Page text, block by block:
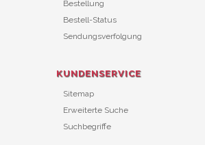
Bestellung
Bestell-Status
Sendungsverfolgung
KUNDENSERVICE
Sitemap
Erweiterte Suche
Suchbegriffe